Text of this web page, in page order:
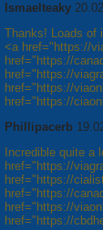
Ismaelteaky
Thanks! Loads of
<a href="https://
href="https://
href="https://
href="https://
href="https://
Phillipacerb
Incredible quite a
href="https://
href="https://
href="https://
href="https://
href="https://